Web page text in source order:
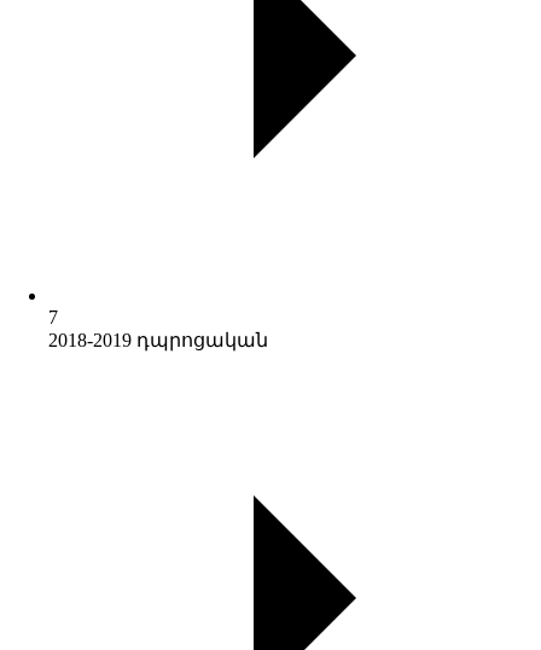
7
2018-2019 դպրոցական